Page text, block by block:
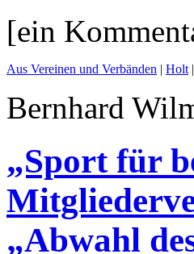
[ein
Aus Vereinen und Verbänden | Holt |
Bernhard
„Sport für
„Abwahl